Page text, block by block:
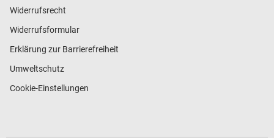
Widerrufsrecht
Widerrufsformular
Erklärung zur Barrierefreiheit
Umweltschutz
Cookie-Einstellungen